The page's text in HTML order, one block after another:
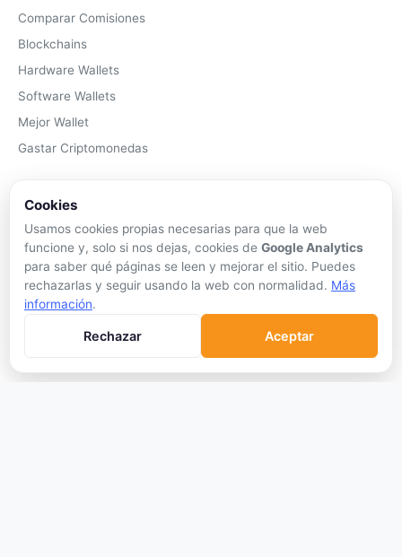
Comparar Comisiones
Blockchains
Hardware Wallets
Software Wallets
Mejor Wallet
Gastar Criptomonedas
Qué son las Criptos
Cómo Comprar
Staking
DeFi
Cookies
Usamos cookies propias necesarias para que la web
funcione y, solo si nos dejas, cookies de Google Analytics
para saber qué páginas se leen y mejorar el sitio. Puedes
rechazarlas y seguir usando la web con normalidad. Más
información.
Rechazar Aceptar